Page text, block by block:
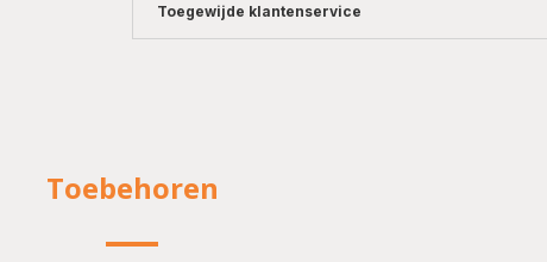
Toegewijde klantenservice
Toebehoren